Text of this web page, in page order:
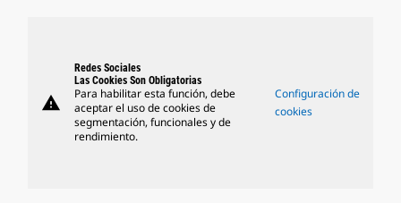
warning
Redes Sociales
Las Cookies Son Obligatorias
Para habilitar esta función, debe
aceptar el uso de cookies de
segmentación, funcionales y de
rendimiento.
Configuración de
cookies